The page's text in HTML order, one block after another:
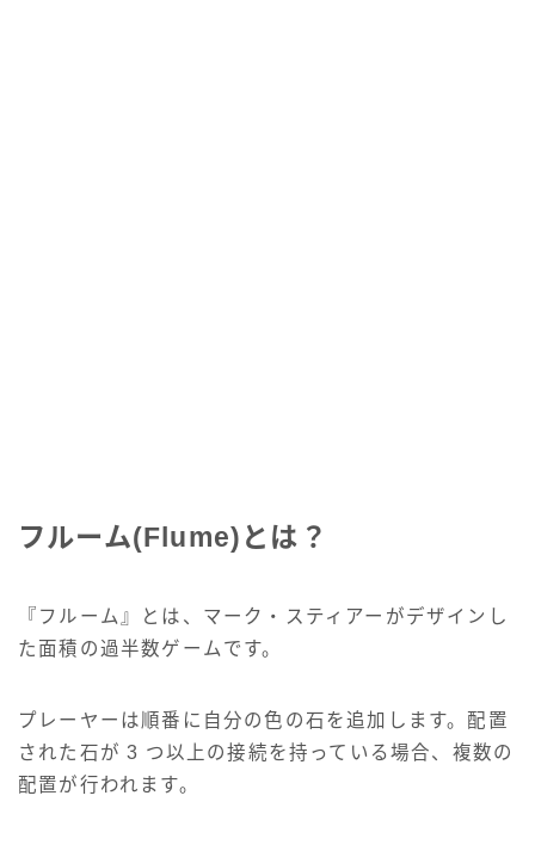
フルーム(Flume)とは？
『フルーム』とは、マーク・スティアーがデザインし
た面積の過半数ゲームです。
プレーヤーは順番に自分の色の石を追加します。配置
された石が 3 つ以上の接続を持っている場合、複数の
配置が行われます。